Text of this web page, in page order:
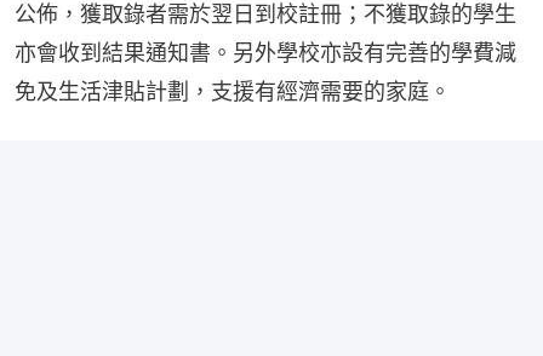
公佈，獲取錄者需於翌日到校註冊；不獲取錄的學生
亦會收到結果通知書。另外學校亦設有完善的學費減
免及生活津貼計劃，支援有經濟需要的家庭。